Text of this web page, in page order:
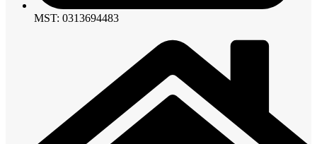
MST: 0313694483